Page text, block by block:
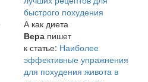
быстрого похудения
А как диета
Вера пишет
к статье: Наиболее
эффективные упражнения
для похудения живота в